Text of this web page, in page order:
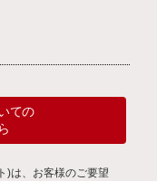
ての
)は、お客様のご要望